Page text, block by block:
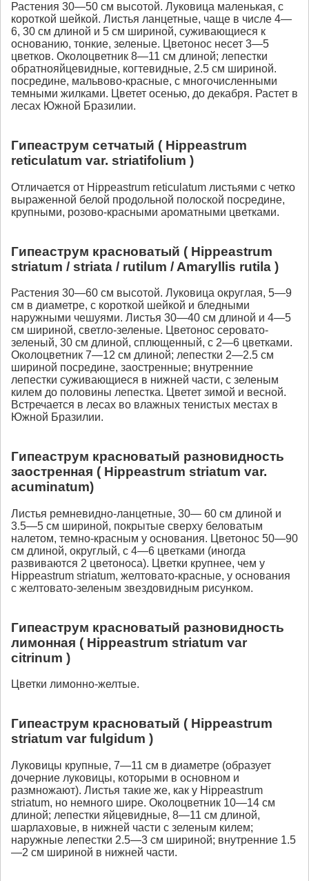
Растения 30—50 см высотой. Луковица маленькая, с
короткой шейкой. Листья ланцетные, чаще в числе 4—
6, 30 см длиной и 5 см шириной, суживающиеся к
основанию, тонкие, зеленые. Цветонос несет 3—5
цветков. Околоцветник 8—11 см длиной; лепестки
обратнояйцевидные, когтевидные, 2.5 см шириной.
посредине, мальвово-красные, с многочисленными
темными жилками. Цветет осенью, до декабря. Растет в
лесах Южной Бразилии.
Гипеаструм сетчатый ( Нippeastrum
reticulatum var. striatifolium )
Отличается от Нippeastrum reticulatum листьями с четко
выраженной белой продольной полоской посредине,
крупными, розово-красными ароматными цветками.
Гипеаструм красноватый ( Нippeastrum
striatum / striata / rutilum / Amaryllis rutila )
Растения 30—60 см высотой. Луковица округлая, 5—9
см в диаметре, с короткой шейкой и бледными
наружными чешуями. Листья 30—40 см длиной и 4—5
см шириной, светло-зеленые. Цветонос серовато-
зеленый, 30 см длиной, сплющенный, с 2—6 цветками.
Околоцветник 7—12 см длиной; лепестки 2—2.5 см
шириной посредине, заостренные; внутренние
лепестки суживающиеся в нижней части, с зеленым
килем до половины лепестка. Цветет зимой и весной.
Встречается в лесах во влажных тенистых местах в
Южной Бразилии.
Гипеаструм красноватый разновидность
заостренная ( Hippeastrum striatum var.
acuminatum)
Листья ремневидно-ланцетные, 30— 60 см длиной и
3.5—5 см шириной, покрытые сверху беловатым
налетом, темно-красным у основания. Цветонос 50—90
см длиной, округлый, с 4—6 цветками (иногда
развиваются 2 цветоноса). Цветки крупнее, чем у
Hippeastrum striatum, желтовато-красные, у основания
с желтовато-зеленым звездовидным рисунком.
Гипеаструм красноватый разновидность
лимонная ( Hippeastrum striatum var
citrinum )
Цветки лимонно-желтые.
Гипеаструм красноватый ( Hippeastrum
striatum var fulgidum )
Луковицы крупные, 7—11 см в диаметре (образует
дочерние луковицы, которыми в основном и
размножают). Листья такие же, как у Hippeastrum
striatum, но немного шире. Околоцветник 10—14 см
длиной; лепестки яйцевидные, 8—11 см длиной,
шарлаховые, в нижней части с зеленым килем;
наружные лепестки 2.5—3 см шириной; внутренние 1.5
—2 см шириной в нижней части.